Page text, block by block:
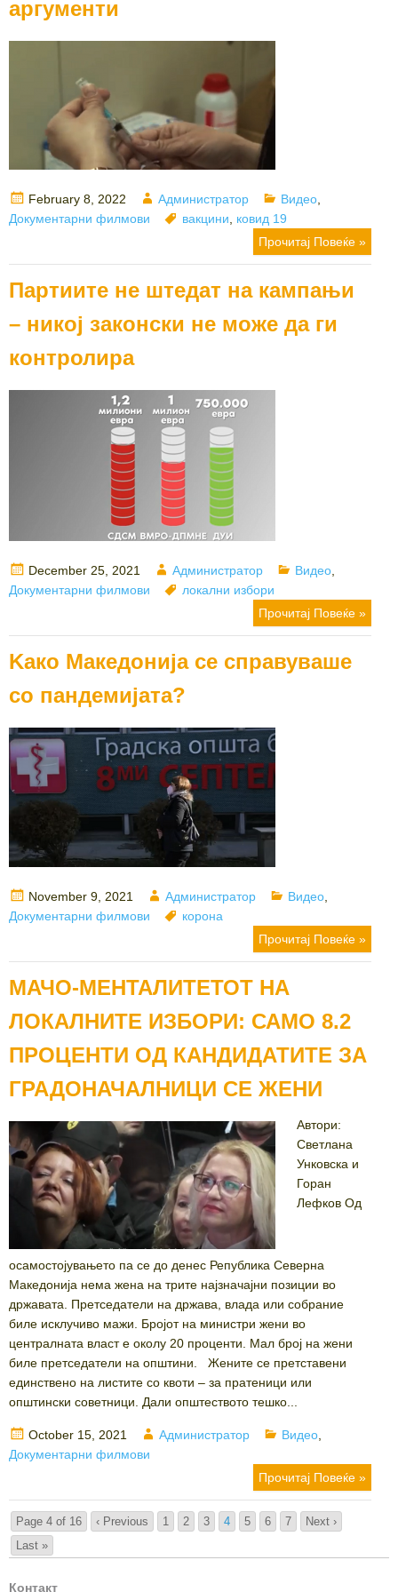
аргументи
Posted
on
February 8, 2022 Author
Администратор Categories
Видео
Документарни филмови
Tags
вакцини
ковид 19
Прочитај Повеќе »
Партиите не штедат на кампањи
– никој законски не може да ги
контролира
Posted
on
December 25, 2021 Author
Администратор Categories
Видео
Документарни филмови
Tags
локални избори
Прочитај Повеќе »
Kако Mакедонија се справуваше
со пандемијата?
Posted
on
November 9, 2021 Author
Администратор Categories
Видео
Документарни филмови
Tags
корона
Прочитај Повеќе »
МАЧО-МЕНТАЛИТЕТОТ НА
ЛОКАЛНИТЕ ИЗБОРИ: САМО 8.2
ПРОЦЕНТИ ОД КАНДИДАТИТЕ ЗА
ГРАДОНАЧАЛНИЦИ СЕ ЖЕНИ
Автори:
Светлана
Унковска и
Горан
Лефков Од
осамостојувањето па се до денес Република Северна
Македонија нема жена на трите најзначајни позиции во
државата. Претседатели на држава, влада или собрание
биле исклучиво мажи. Бројот на министри жени во
централната власт е околу 20 проценти. Мал број на жени
биле претседатели на општини. Жените се претставени
единствено на листите со квоти – за пратеници или
општински советници. Дали општеството тешко...
Posted
on
October 15, 2021 Author
Администратор Categories
Видео
Документарни филмови
Прочитај Повеќе »
Page 4 of 16 ‹ Previous 1 2 3 4 5 6 7
Next ›
Last »
Контакт